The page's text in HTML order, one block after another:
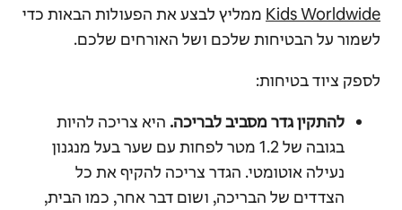
Kids Worldwide ממליץ לבצע את הפעולות הבאות כדי
לשמור על הבטיחות שלכם ושל האורחים שלכם.
לספק ציוד בטיחות:
להתקין גדר מסביב לבריכה. היא צריכה להיות
בגובה של 1.2 מטר לפחות עם שער בעל מנגנון
נעילה אוטומטי. הגדר צריכה להקיף את כל
הצדדים של הבריכה, ושום דבר אחר, כמו הבית,